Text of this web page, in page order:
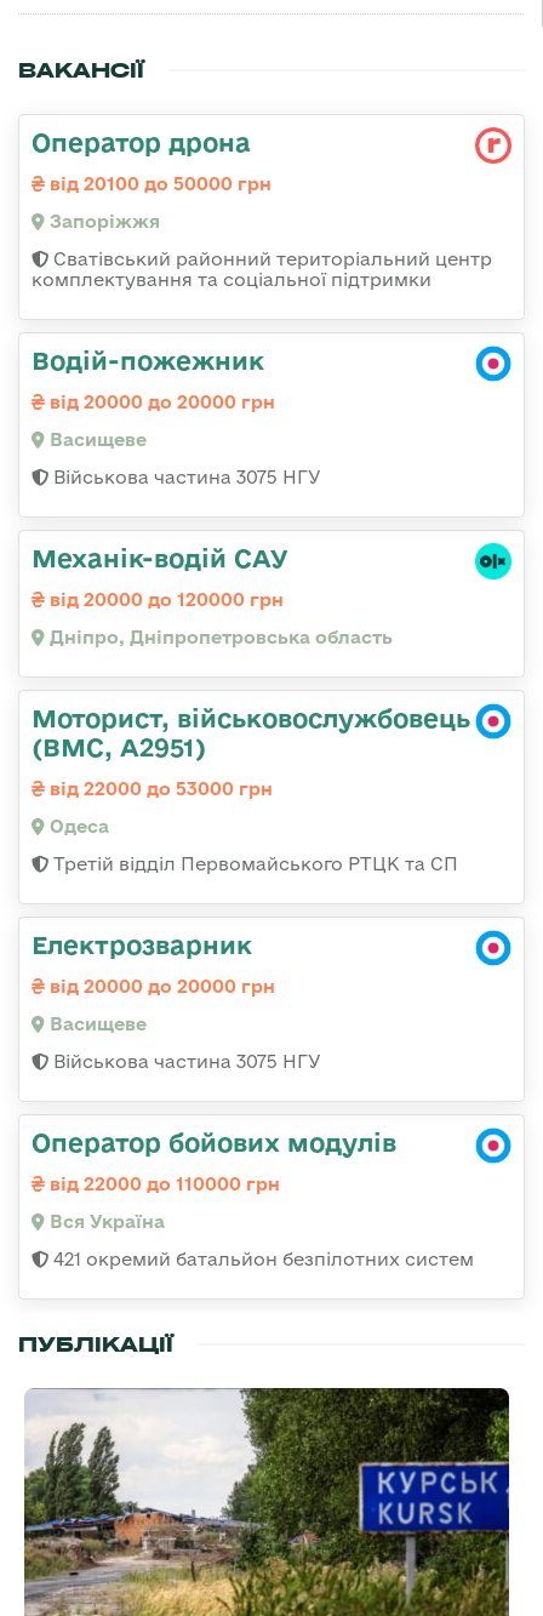
ВАКАНСІЇ
Оператор дрона
від 20100 до 50000 грн
Запоріжжя
Сватівський районний територіальний центр
комплектування та соціальної підтримки
Водій-пожежник
від 20000 до 20000 грн
Васищеве
Військова частина 3075 НГУ
Механік-водій САУ
від 20000 до 120000 грн
Дніпро, Дніпропетровська область
Моторист, військовослужбовець
(ВМС, А2951)
від 22000 до 53000 грн
Одеса
Третій відділ Первомайського РТЦК та СП
Електрозварник
від 20000 до 20000 грн
Васищеве
Військова частина 3075 НГУ
Оператор бойових модулів
від 22000 до 110000 грн
Вся Україна
421 окремий батальйон безпілотних систем
ПУБЛІКАЦІЇ